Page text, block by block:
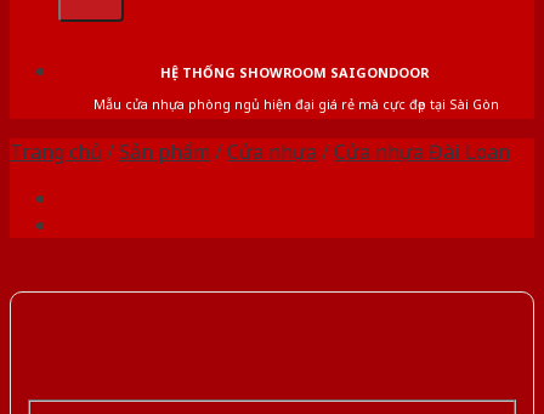
HỆ THỐNG SHOWROOM SAIGONDOOR
Mẫu cửa nhựa phòng ngủ hiện đại giá rẻ mà cực đẹp tại Sài Gòn
Trang chủ /Sản phẩm /Cửa nhựa /Cửa nhựa Đài Loan